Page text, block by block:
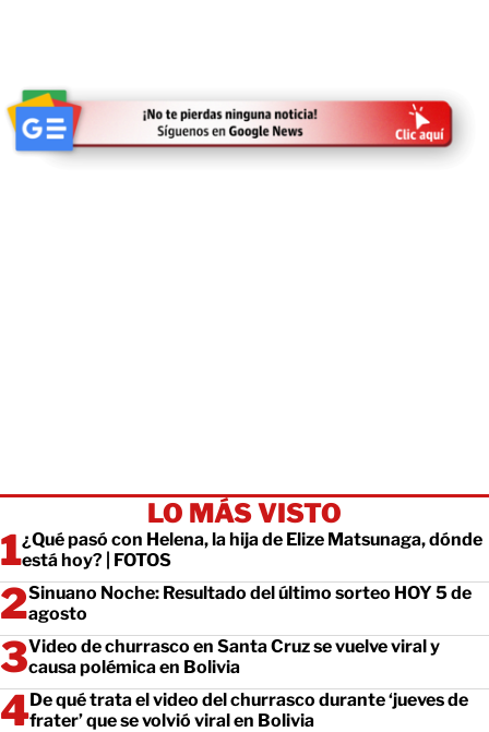
LO MÁS VISTO
¿Qué pasó con Helena, la hija de Elize Matsunaga, dónde
está hoy? | FOTOS
Sinuano Noche: Resultado del último sorteo HOY 5 de
agosto
Video de churrasco en Santa Cruz se vuelve viral y
causa polémica en Bolivia
De qué trata el video del churrasco durante ‘jueves de
frater’ que se volvió viral en Bolivia